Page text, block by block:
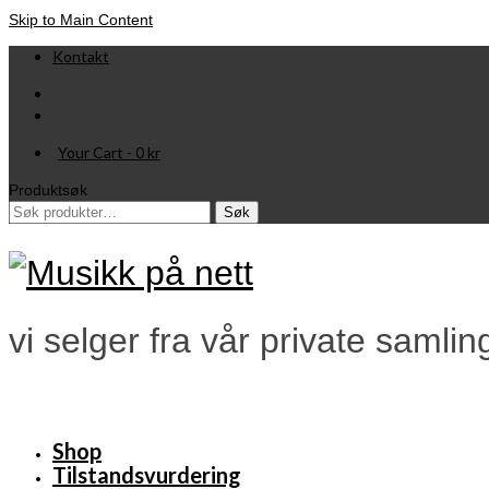
Skip to Main Content
Kontakt
Your Cart - 0 kr
Produktsøk
Søk
Søk
vi selger fra vår private
Shop
Tilstandsvurdering